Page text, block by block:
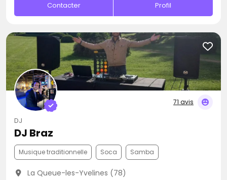
Contacter Profil
71 avis
DJ
DJ Braz
Musique traditionnelle Soca Samba
La Queue-les-Yvelines (78)